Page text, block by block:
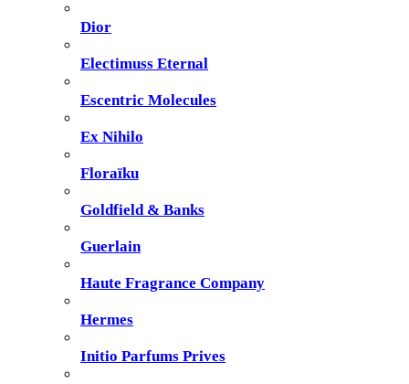
Dior
Electimuss Eternal
Escentric Molecules
Ex Nihilo
Floraïku
Goldfield & Banks
Guerlain
Haute Fragrance Company
Hermes
Initio Parfums Prives